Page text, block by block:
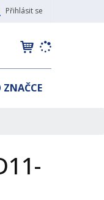
Přihlásit se
ZNAČCE